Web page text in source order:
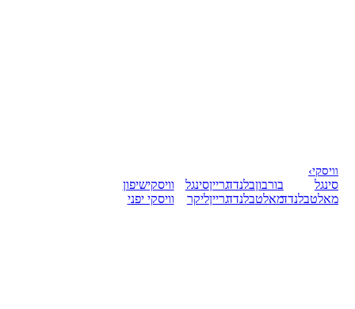
וויסקי›
סינגל
מאלטבלנדד
בורבוןבלנדד
מאלטבלנדד
גרייןסינגל
גרייןליקר
וויסקישיפון
וויסקי יפני